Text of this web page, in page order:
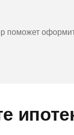
поможет